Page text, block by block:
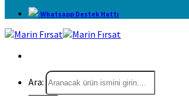
Whatsapp Destek Hattı
Ara: